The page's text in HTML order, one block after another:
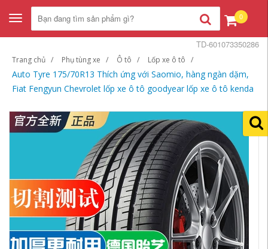
Toggle
navigation
0
Trang chủ Phụ tùng xe Ô tô Lốp xe ô tô
Auto Tyre 175/70R13 Thích ứng với Saomio, hàng ngàn dặm,
Fiat Fengyun Chevrolet lốp xe ô tô goodyear lốp xe ô tô kenda
TD-601073350286